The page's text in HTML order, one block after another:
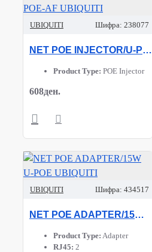
UBIQUITI Шифра: 238077
NET POE INJECTOR/U-POE-AF UBIQUITI
Product Type: POE Injector
608ден.
UBIQUITI Шифра: 434517
NET POE ADAPTER/15W U-POE UBIQUITI
Product Type: Adapter
RJ45: 2